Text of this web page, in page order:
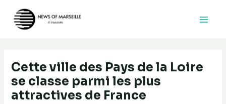
contenu
Cette ville des Pays de la Loire
se classe parmi les plus
attractives de France